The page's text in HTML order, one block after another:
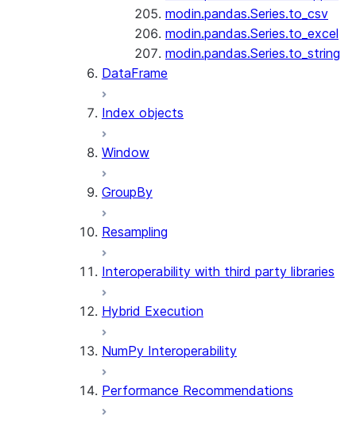
modin.pandas.Series.to_csv
modin.pandas.Series.to_excel
modin.pandas.Series.to_string
DataFrame
Index objects
Window
GroupBy
Resampling
Interoperability with third party libraries
Hybrid Execution
NumPy Interoperability
Performance Recommendations